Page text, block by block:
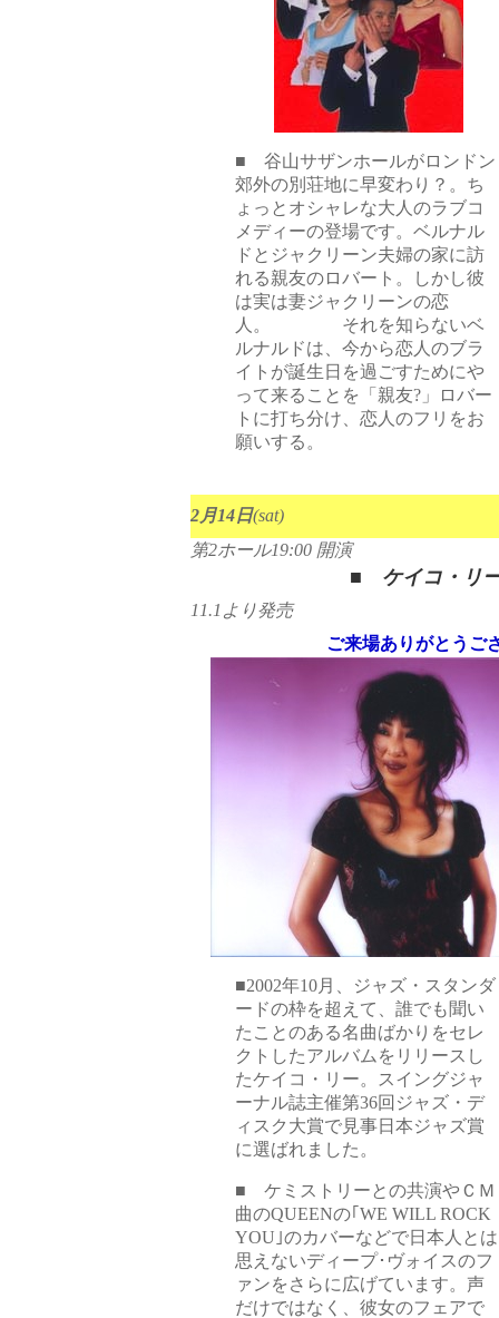
■ 谷山サザンホールがロンドン
郊外の別荘地に早変わり？。ち
ょっとオシャレな大人のラブコ
メディーの登場です。ベルナル
ドとジャクリーン夫婦の家に訪
れる親友のロバート。しかし彼
は実は妻ジャクリーンの恋
人。 それを知らないベ
ルナルドは、今から恋人のブラ
イトが誕生日を過ごすためにや
って来ることを「親友?」ロバー
トに打ち分け、恋人のフリをお
願いする。
2月14日(sat)
第2ホール19:00 開演
■ ケイコ・リ
11.1 より発売
ご来場ありがとうご
■2002年10月、ジャズ・スタンダ
ードの枠を超えて、誰でも聞い
たことのある名曲ばかりをセレ
クトしたアルバムをリリースし
たケイコ・リー。スイングジャ
ーナル誌主催第36回ジャズ・デ
ィスク大賞で見事日本ジャズ賞
に選ばれました。
■ ケミストリーとの共演やＣＭ
曲のQUEENの｢WE WILL ROCK
YOU｣のカバーなどで日本人とは
思えないディープ･ヴォイスのフ
ァンをさらに広げています。声
だけではなく、彼女のフェアで